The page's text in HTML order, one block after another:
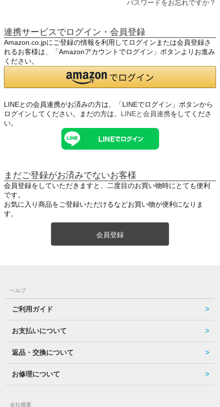
パスワードをお忘れですか？
連携サービスでログイン・会員登録
Amazon.co.jpにご登録の情報を利用してログインまたは会員登録さ
れるお客様は、「Amazonアカウントでログイン」ボタンよりお進み
ください。
LINEとの会員連携がお済みの方は、「LINEでログイン」ボタンから
ログインしてください。まだの方は、 LINEと会員連携をしてくださ
い。
まだご登録がお済みでないお客様
会員登録をしていただきますと、二度目のお買い物時にとても便利
です。
お気に入り商品をご登録いただけるなどお買い物が便利になりま
す。
会員登録
ヘルプ
ご利用ガイド
お支払いについて
返品・交換について
お修理について
会社概要